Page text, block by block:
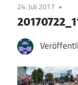
24. Juli 2017